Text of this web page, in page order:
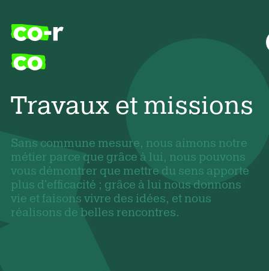
Travaux et missions
Sans commune mesure, nous aimons notre
métier parce que grâce à lui, nous pouvons
vous démontrer que mettre du sens apporte
plus d'efficacité ; grâce à lui nous donnons
vie et faisons vivre des idées, et nous
réalisons de belles rencontres.